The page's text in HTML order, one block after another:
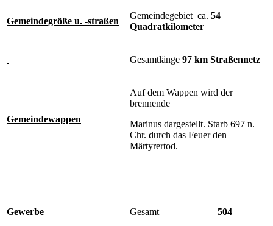
Gemeindegröße u. -straßen
Gemeindegebiet ca. 54
Quadratkilometer
Gesamtlänge 97 km Straßennetz
Gemeindewappen
Auf dem Wappen wird der
brennende
Marinus dargestellt. Starb 697 n.
Chr. durch das Feuer den
Märtyrertod.
Gewerbe Gesamt 504